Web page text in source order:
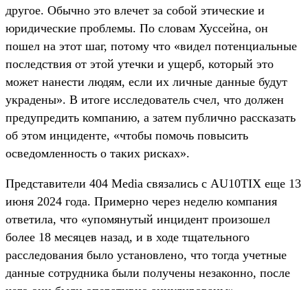
другое. Обычно это влечет за собой этические и
юридические проблемы. По словам Хуссейна, он
пошел на этот шаг, потому что «видел потенциальные
последствия от этой утечки и ущерб, который это
может нанести людям, если их личные данные будут
украдены». В итоге исследователь счел, что должен
предупредить компанию, а затем публично рассказать
об этом инциденте, «чтобы помочь повысить
осведомленность о таких рисках».
Представители 404 Media связались с AU10TIX еще 13
июня 2024 года. Примерно через неделю компания
ответила, что «упомянутый инцидент произошел
более 18 месяцев назад, и в ходе тщательного
расследования было установлено, что тогда учетные
данные сотрудника были получены незаконно, после